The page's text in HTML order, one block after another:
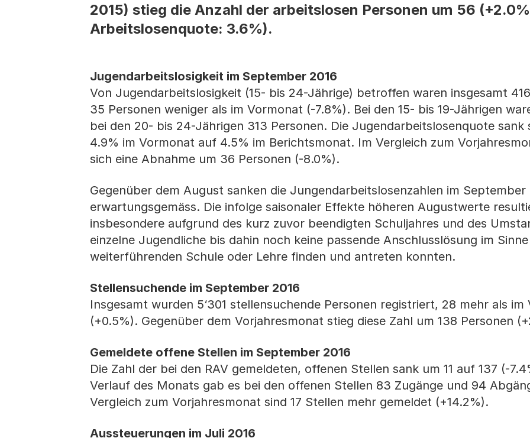
2015) stieg die Anzahl der arbeitslosen Personen um 56
Arbeitslosenquote: 3.6%).
Jugendarbeitslosigkeit im September 2016
Von Jugendarbeitslosigkeit (15- bis 24-Jährige) betroffen waren insgesamt
35 Personen weniger als im Vormonat (-7.8%). Bei den 15- bis 19-Jährigen
bei den 20- bis 24-Jährigen 313 Personen. Die Jugendarbeitslosenquote sank
4.9% im Vormonat auf 4.5% im Berichtsmonat. Im Vergleich zum
sich eine Abnahme um 36 Personen (-8.0%).
Gegenüber dem August sanken die Jungendarbeitslosenzahlen im September
erwartungsgemäss. Die infolge saisonaler Effekte höheren Augustwerte
insbesondere aufgrund des kurz zuvor beendigten Schuljahres und des
einzelne Jugendliche bis dahin noch keine passende Anschlusslösung im
weiterführenden Schule oder Lehre finden und antreten konnten.
Stellensuchende im September 2016
Insgesamt wurden 5‘301 stellensuchende Personen registriert, 28 mehr als im
(+0.5%). Gegenüber dem Vorjahresmonat stieg diese Zahl um 138 Personen
Gemeldete offene Stellen im September 2016
Die Zahl der bei den RAV gemeldeten, offenen Stellen sank um 11 auf 137 (-
Verlauf des Monats gab es bei den offenen Stellen 83 Zugänge und 94
Vergleich zum Vorjahresmonat sind 17 Stellen mehr gemeldet (+14.2%).
Aussteuerungen im Juli 2016